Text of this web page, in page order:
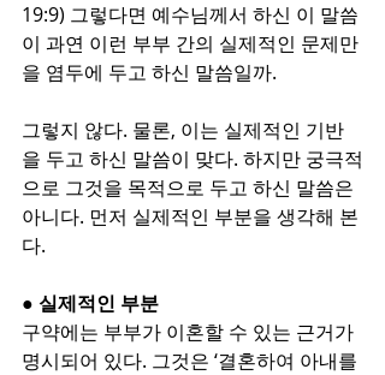
19:9) 그렇다면 예수님께서 하신 이 말씀
이 과연 이런 부부 간의 실제적인 문제만
을 염두에 두고 하신 말씀일까.
그렇지 않다. 물론, 이는 실제적인 기반
을 두고 하신 말씀이 맞다. 하지만 궁극적
으로 그것을 목적으로 두고 하신 말씀은
아니다. 먼저 실제적인 부분을 생각해 본
다.
● 실제적인 부분
구약에는 부부가 이혼할 수 있는 근거가
명시되어 있다. 그것은 ‘결혼하여 아내를